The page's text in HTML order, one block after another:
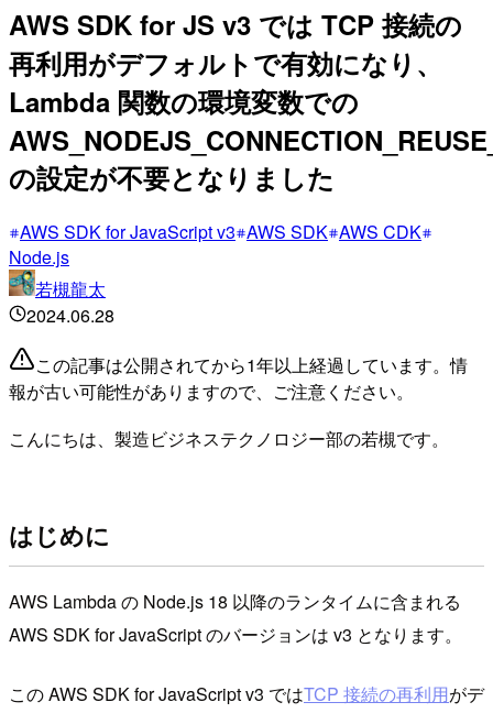
AWS SDK for JS v3 では TCP 接続の
再利用がデフォルトで有効になり、
Lambda 関数の環境変数での
の設定が不要となりました
AWS SDK for JavaScript v3 AWS SDK AWS CDK
Node.js
若槻龍太
2024.06.28
この記事は公開されてから1年以上経過しています。情
報が古い可能性がありますので、ご注意ください。
こんにちは、製造ビジネステクノロジー部の若槻です。
はじめに
AWS Lambda の Node.js 18 以降のランタイムに含まれる
AWS SDK for JavaScript のバージョンは v3 となります。
この AWS SDK for JavaScript v3 ではTCP 接続の再利用がデ